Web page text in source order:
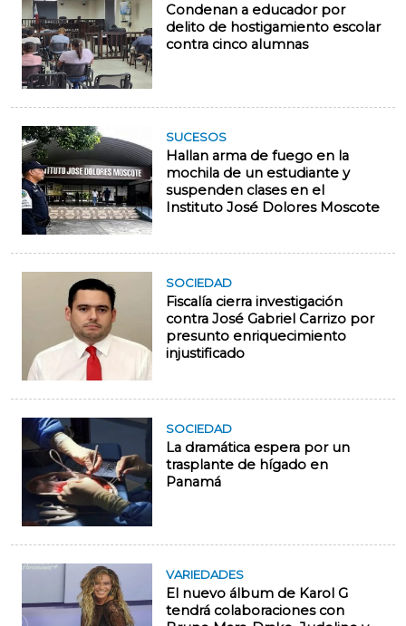
Condenan a educador por
delito de hostigamiento escolar
contra cinco alumnas
SUCESOS
Hallan arma de fuego en la
mochila de un estudiante y
suspenden clases en el
Instituto José Dolores Moscote
SOCIEDAD
Fiscalía cierra investigación
contra José Gabriel Carrizo por
presunto enriquecimiento
injustificado
SOCIEDAD
La dramática espera por un
trasplante de hígado en
Panamá
VARIEDADES
El nuevo álbum de Karol G
tendrá colaboraciones con